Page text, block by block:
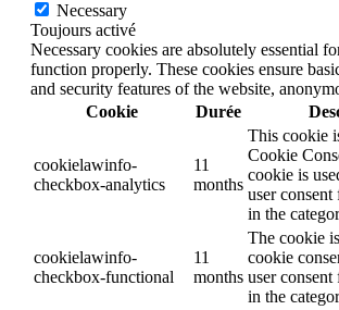
Necessary
Toujours activé
Necessary cookies are absolutely essential
function properly. These cookies ensure
and security features of the website,
Cookie
Durée
cookielawinfo-
checkbox-analytics
11
months
This cookie
Cookie
cookie is
user
in the
cookielawinfo-
checkbox-functional
11
months
The cookie
cookie
user
in the